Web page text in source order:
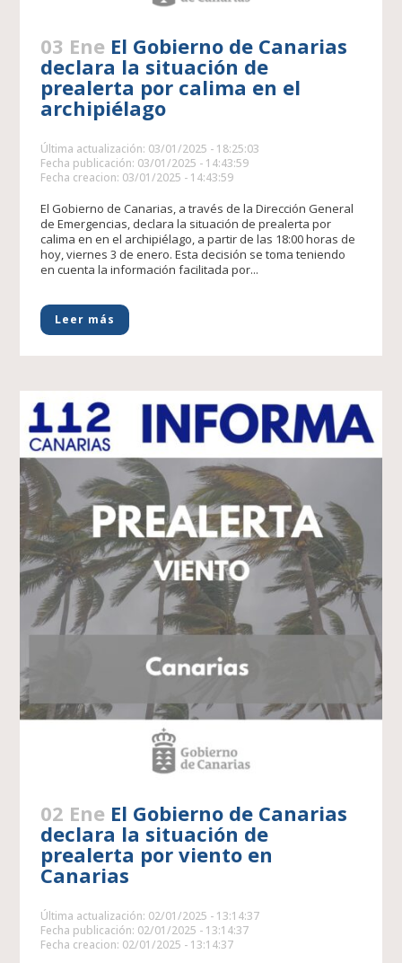
03 Ene El Gobierno de Canarias
declara la situación de
prealerta por calima en el
archipiélago
Última actualización: 03/01/2025 - 18:25:03
Fecha publicación: 03/01/2025 - 14:43:59
Fecha creacion: 03/01/2025 - 14:43:59
El Gobierno de Canarias, a través de la Dirección General
de Emergencias, declara la situación de prealerta por
calima en en el archipiélago, a partir de las 18:00 horas de
hoy, viernes 3 de enero. Esta decisión se toma teniendo
en cuenta la información facilitada por...
Leer más
02 Ene El Gobierno de Canarias
declara la situación de
prealerta por viento en
Canarias
Última actualización: 02/01/2025 - 13:14:37
Fecha publicación: 02/01/2025 - 13:14:37
Fecha creacion: 02/01/2025 - 13:14:37